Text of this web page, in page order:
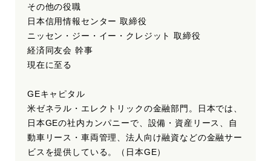
その他の役職
日本信用情報センター 取締役
ニッセン・ジー・イー・クレジット 取締役
経済同友会 幹事
現在に至る
GEキャピタル
米ゼネラル・エレクトリックの金融部門。日本では、
日本GEの社内カンパニーで、設備・資産リース、自
動車リース・車両管理、法人向け融資などの金融サー
ビスを提供している。（日本GE）